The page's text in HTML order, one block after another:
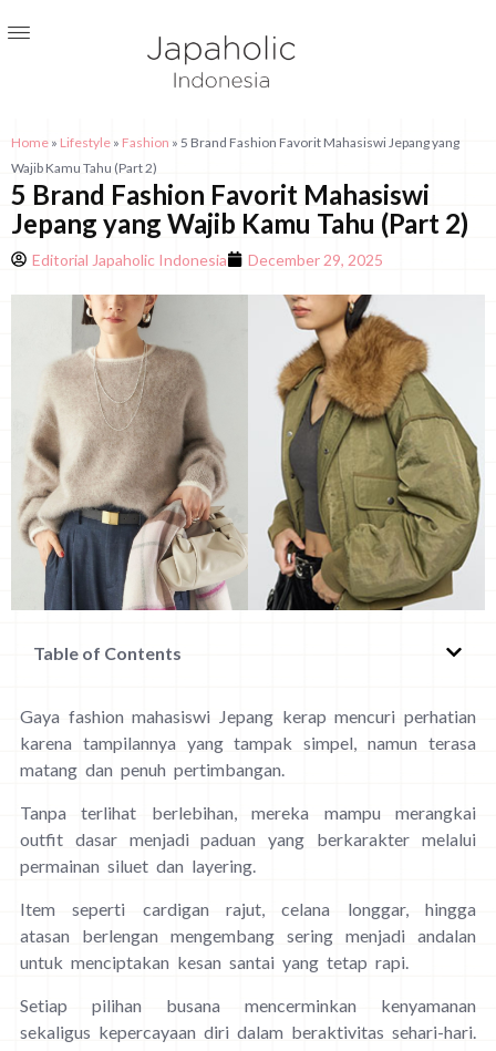
Home » Lifestyle » Fashion » 5 Brand Fashion Favorit Mahasiswi Jepang yang
Wajib Kamu Tahu (Part 2)
5 Brand Fashion Favorit Mahasiswi
Jepang yang Wajib Kamu Tahu (Part 2)
Editorial Japaholic Indonesia December 29, 2025
Table of Contents
Gaya fashion mahasiswi Jepang kerap mencuri perhatian
karena tampilannya yang tampak simpel, namun terasa
matang dan penuh pertimbangan.
Tanpa terlihat berlebihan, mereka mampu merangkai
outfit dasar menjadi paduan yang berkarakter melalui
permainan siluet dan layering.
Item seperti cardigan rajut, celana longgar, hingga
atasan berlengan mengembang sering menjadi andalan
untuk menciptakan kesan santai yang tetap rapi.
Setiap pilihan busana mencerminkan kenyamanan
sekaligus kepercayaan diri dalam beraktivitas sehari-hari.